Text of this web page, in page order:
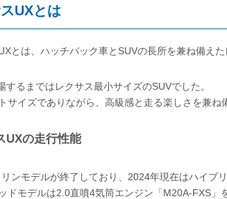
UXとは
とは、ハッチバック車とSUVの長所を兼ね備え
するまではレクサス最小サイズのSUVでした。
サイズでありながら、高級感と走る楽しさを兼ね
UXの走行性能
ンモデルが終了しており、2024年現在はハイブ
ドモデルは2.0直噴4気筒エンジン「M20A-FXS